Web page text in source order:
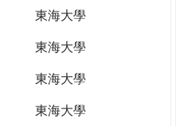
東海大學
東海大學
東海大學
東海大學